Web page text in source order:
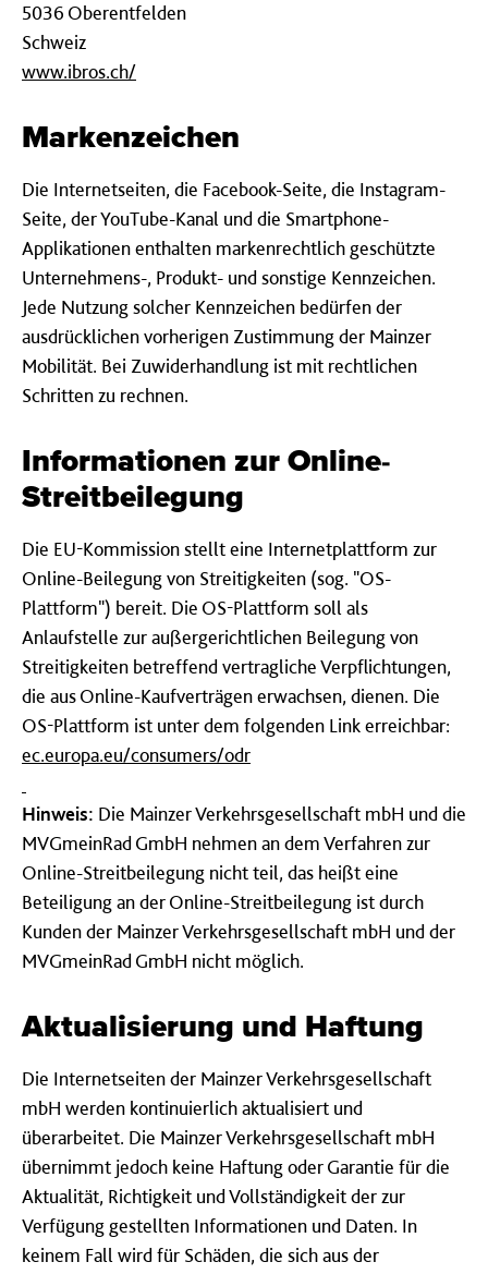
5036 Oberentfelden
Schweiz
www.ibros.ch/
Markenzeichen
Die Internetseiten, die Facebook-Seite, die Instagram-
Seite, der YouTube-Kanal und die Smartphone-
Applikationen enthalten markenrechtlich geschützte
Unternehmens-, Produkt- und sonstige Kennzeichen.
Jede Nutzung solcher Kennzeichen bedürfen der
ausdrücklichen vorherigen Zustimmung der Mainzer
Mobilität. Bei Zuwiderhandlung ist mit rechtlichen
Schritten zu rechnen.
Informationen zur Online-
Streitbeilegung
Die EU-Kommission stellt eine Internetplattform zur
Online-Beilegung von Streitigkeiten (sog. "OS-
Plattform") bereit. Die OS-Plattform soll als
Anlaufstelle zur außergerichtlichen Beilegung von
Streitigkeiten betreffend vertragliche Verpflichtungen,
die aus Online-Kaufverträgen erwachsen, dienen. Die
OS-Plattform ist unter dem folgenden Link erreichbar:
ec.europa.eu/consumers/odr
Hinweis: Die Mainzer Verkehrsgesellschaft mbH und die
MVGmeinRad GmbH nehmen an dem Verfahren zur
Online-Streitbeilegung nicht teil, das heißt eine
Beteiligung an der Online-Streitbeilegung ist durch
Kunden der Mainzer Verkehrsgesellschaft mbH und der
MVGmeinRad GmbH nicht möglich.
Aktualisierung und Haftung
Die Internetseiten der Mainzer Verkehrsgesellschaft
mbH werden kontinuierlich aktualisiert und
überarbeitet. Die Mainzer Verkehrsgesellschaft mbH
übernimmt jedoch keine Haftung oder Garantie für die
Aktualität, Richtigkeit und Vollständigkeit der zur
Verfügung gestellten Informationen und Daten. In
keinem Fall wird für Schäden, die sich aus der